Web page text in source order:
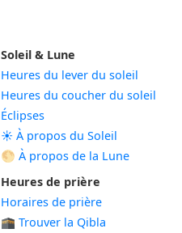
Soleil & Lune
Heures du lever du soleil
Heures du coucher du soleil
Éclipses
☀️ À propos du Soleil
🌕 À propos de la Lune
Heures de prière
Horaires de prière
🕋 Trouver la Qibla